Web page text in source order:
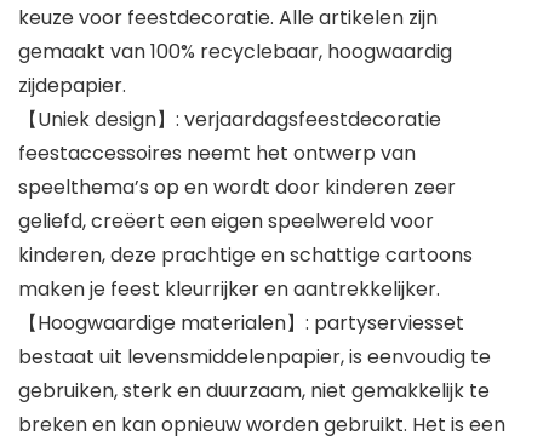
keuze voor feestdecoratie. Alle artikelen zijn
gemaakt van 100% recyclebaar, hoogwaardig
zijdepapier.
【Uniek design】: verjaardagsfeestdecoratie
feestaccessoires neemt het ontwerp van
speelthema’s op en wordt door kinderen zeer
geliefd, creëert een eigen speelwereld voor
kinderen, deze prachtige en schattige cartoons
maken je feest kleurrijker en aantrekkelijker.
【Hoogwaardige materialen】: partyserviesset
bestaat uit levensmiddelenpapier, is eenvoudig te
gebruiken, sterk en duurzaam, niet gemakkelijk te
breken en kan opnieuw worden gebruikt. Het is een